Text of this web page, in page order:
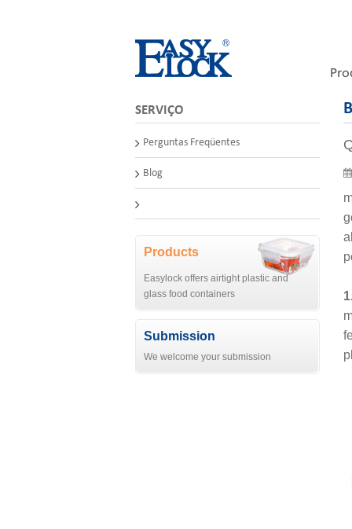
SERVIÇO
Perguntas Freqüentes
Blog
Products
Easylock offers airtight plastic and
glass food containers
Submission
We welcome your submission